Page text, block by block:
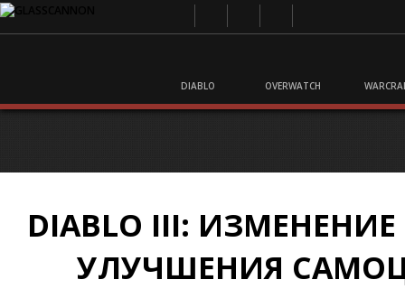
DIABLO OVERWATCH
DIABLO III:
УЛУЧШЕНИЯ